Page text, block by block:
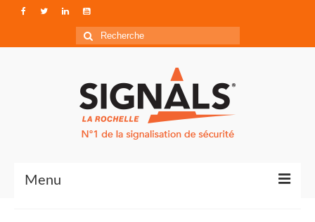
Rechercher
:
Menu